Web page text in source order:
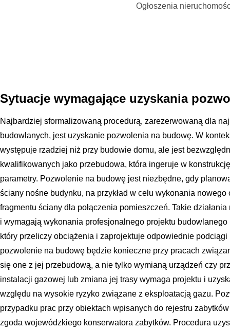
Ogłoszenia
Sytuacje wymagające uzyskania
Najbardziej sformalizowaną procedurą, zarezerwowaną dla
budowlanych, jest uzyskanie pozwolenia na budowę. W
występuje rzadziej niż przy budowie domu, ale jest
kwalifikowanych jako przebudowa, która ingeruje w
parametry. Pozwolenie na budowę jest niezbędne, gdy
ściany nośne budynku, na przykład w celu wykonania
fragmentu ściany dla połączenia pomieszczeń. Takie
i wymagają wykonania profesjonalnego projektu
który przeliczy obciążenia i zaprojektuje odpowiednie
pozwolenie na budowę będzie konieczne przy pracach
się one z jej przebudową, a nie tylko wymianą urządzeń czy
instalacji gazowej lub zmiana jej trasy wymaga projektu i
względu na wysokie ryzyko związane z eksploatacją gazu.
przypadku prac przy obiektach wpisanych do rejestru
zgoda wojewódzkiego konserwatora zabytków. Procedura